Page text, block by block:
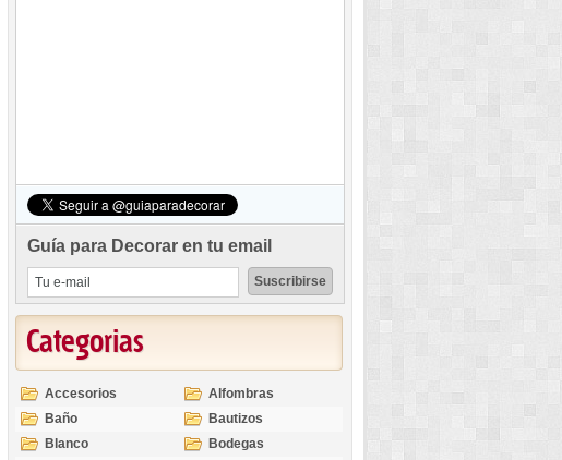
Guía para Decorar en tu email
Categorias
Accesorios
Alfombras
Baño
Bautizos
Blanco
Bodegas